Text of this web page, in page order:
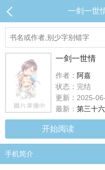
一剑一世
一剑一世情
作者： 阿嘉
状态：完结
更新：2025-
最新： 第三十
开始阅读
手机简介